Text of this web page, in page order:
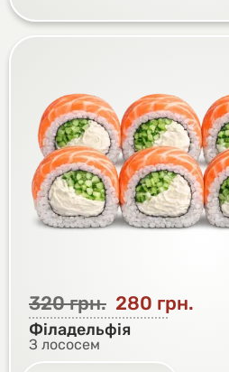
320грн. 280 грн.
Філадельфія
З лососем